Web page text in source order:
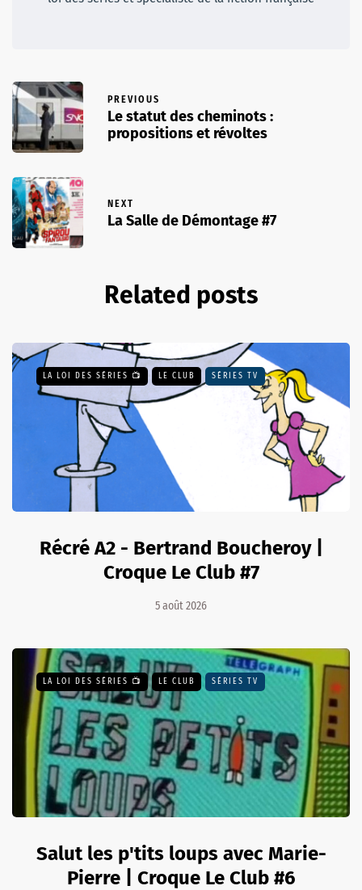
PREVIOUS
Le statut des cheminots :
propositions et révoltes
NEXT
La Salle de Démontage #7
Related posts
LA LOI DES SÉRIES 📺 LE CLUB SÉRIES TV
Récré A2 - Bertrand Boucheroy |
Croque Le Club #7
5 août 2026
LA LOI DES SÉRIES 📺 LE CLUB SÉRIES TV
Salut les p'tits loups avec Marie-
Pierre | Croque Le Club #6